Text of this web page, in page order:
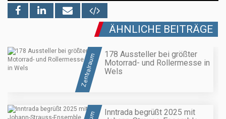
ÄHNLICHE BEITRÄGE
Zentralraum
178 Aussteller bei größter
Motorrad- und Rollermesse in
Wels
Inntrada begrüßt 2025 mit